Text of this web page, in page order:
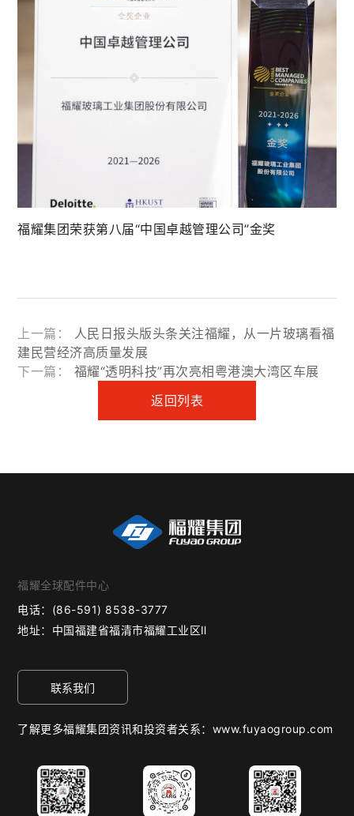
福耀集团荣获第八届“中国卓越管理公司”金奖
上一篇：
人民日报头版头条关注福耀，从一片玻璃看福
建民营经济高质量发展
返回列表
下一篇： 福耀“透明科技”再次亮相粤港澳大湾区车展
福耀全球配件中心
电话： (86-591) 8538-3777
地址： 中国福建省福清市福耀工业区Ⅱ
联系我们
了解更多福耀集团资讯和投资者关系：www.fuyaogroup.com